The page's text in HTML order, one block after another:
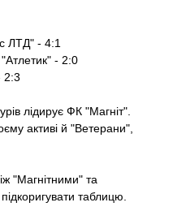
ЛТД" - 4:1
- 2:0
2:3
лідирує ФК "Магніт".
активі й "Ветерани",
"Магнітними" та
таблицю.